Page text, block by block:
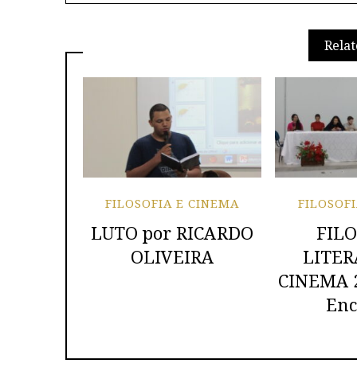
FILOSOFIA E CINEMA
LUTO por RICARDO
OLIVEIRA
CINEMA